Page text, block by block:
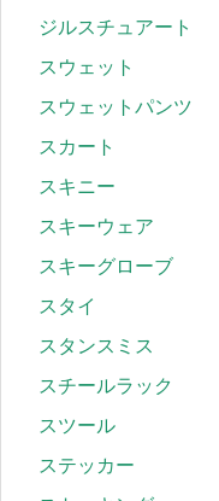
ジルスチュアート
スウェット
スウェットパンツ
スカート
スキニー
スキーウェア
スキーグローブ
スタイ
スタンスミス
スチールラック
スツール
ステッカー